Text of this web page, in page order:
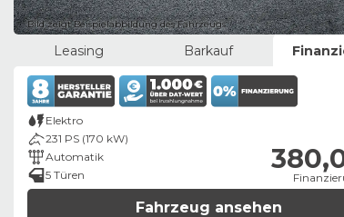
Bild zeigt Beispielabbildung des Fahrzeugs
Leasing Barkauf
Elektro
231 PS (170 kW)
Automatik
5 Türen
Fahrzeug ansehen